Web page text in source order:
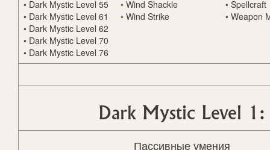
• Dark Mystic Level 55
• Dark Mystic Level 61
• Dark Mystic Level 62
• Dark Mystic Level 70
• Dark Mystic Level 76
• Wind Shackle
• Wind Strike
• Spellcraft
• Weapon
Dark Mystic Level 1:
Пассивные умения